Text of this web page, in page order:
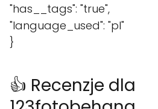
"has__tags": "true",
"language_used": "pl"
}
👍 Recenzje dla